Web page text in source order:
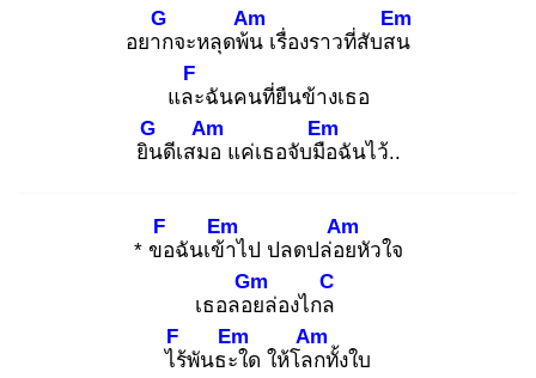
อยาก
G
จะหลุดพ้น
Am
เรื่องราวที่สับสน
Em
และ
F
ฉันคนที่ยืนข้างเธอ
ยิน
G
ดีเสมอ
Am
แค่เธอจับมือ
Em
ฉันไว้..
* ขอ
F
ฉันเข้า
Em
ไป ปลดปล่อย
Am
หัวใจ
เธอลอย
Gm
ล่องไกล
C
ไร้
F
พันธะใ
Em
ด ให้โลก
Am
ทั้งใบ